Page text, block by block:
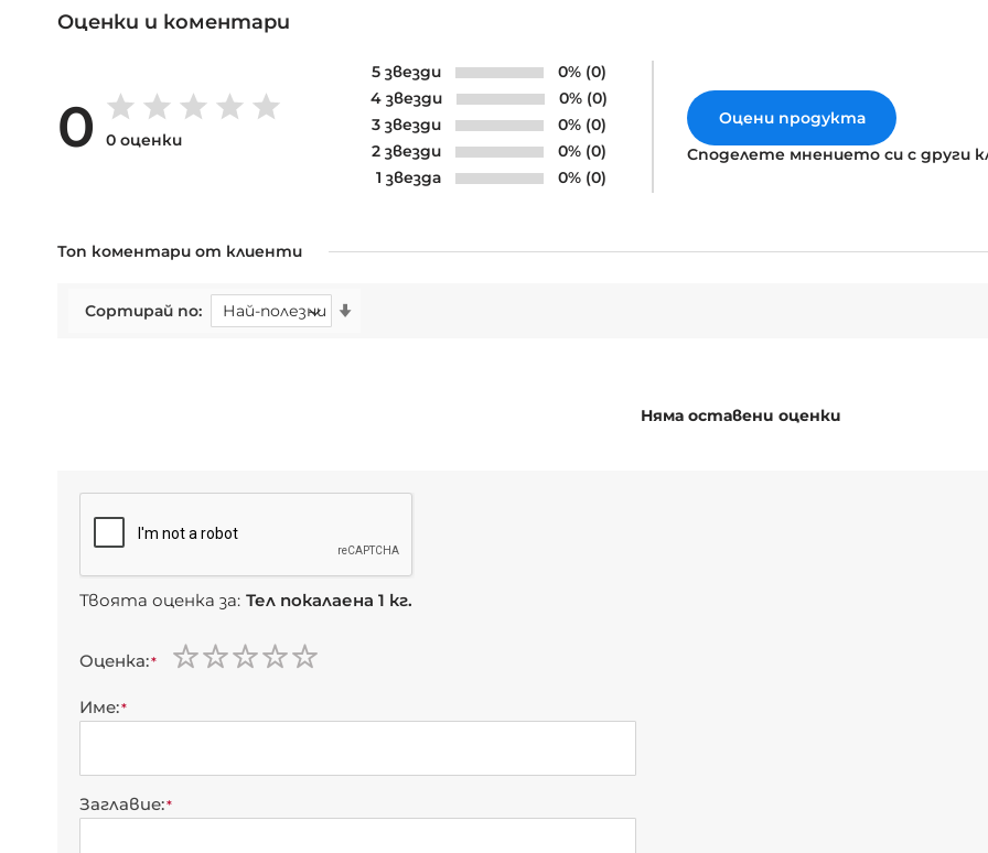
Оценки и коментари
0 0 оценки
5 звезди
0% (0)
4 звезди
0% (0)
3 звезди
0% (0)
2 звезди
0% (0)
1 звезда
0% (0)
Оцени продукта
Споделете мнението си с други
Топ коментари от клиенти
Сортирай по
Няма оставени оценки
Твоята оценка за: Тел покалаена 1 кг.
Оценка
Име
Заглавие